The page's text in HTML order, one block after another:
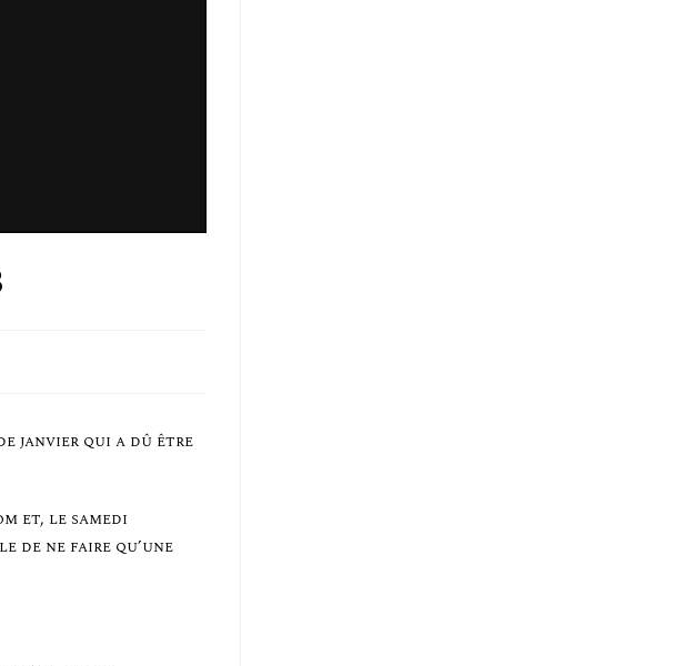
janvier qui a dû être
et, le samedi
de ne faire qu’une